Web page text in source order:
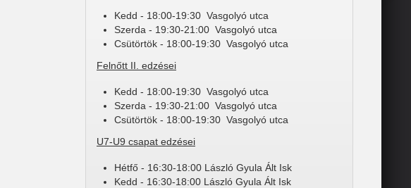
Kedd - 18:00-19:30 Vasgolyó utca
Szerda - 19:30-21:00 Vasgolyó utca
Csütörtök - 18:00-19:30 Vasgolyó utca
Felnőtt II. edzései
Kedd - 18:00-19:30 Vasgolyó utca
Szerda - 19:30-21:00 Vasgolyó utca
Csütörtök - 18:00-19:30 Vasgolyó utca
U7-U9 csapat edzései
Hétfő - 16:30-18:00 László Gyula Ált Isk
Kedd - 16:30-18:00 László Gyula Ált Isk